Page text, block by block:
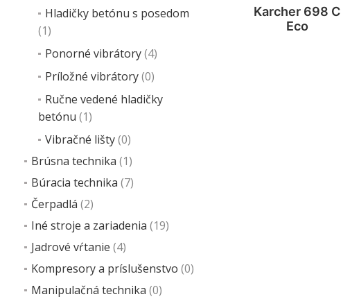
Hladičky betónu s posedom
(1)
Ponorné vibrátory(4)
Príložné vibrátory(0)
Ručne vedené hladičky
betónu (1)
Vibračné lišty(0)
Brúsna technika (1)
Búracia technika (7)
Čerpadlá (2)
Iné stroje a zariadenia (19)
Jadrové vŕtanie (4)
Kompresory a príslušenstvo (0)
Manipulačná technika (0)
Karcher 698 C
Eco